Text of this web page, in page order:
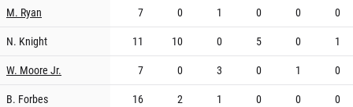
M. Ryan
7 0 1 0 0
0
N. Knight
11 10 0 5 0
1
W. Moore Jr.
7 0 3 0 1
0
B. Forbes
16 2 1 0 0
0